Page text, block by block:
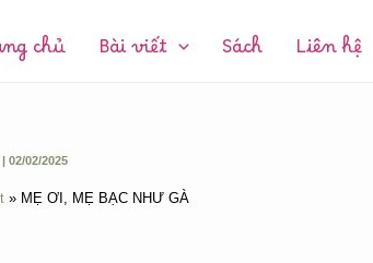
chủ Bài viết Sách Liên hệ
| 02/02/2025
MẸ ƠI, MẸ BẠC NHƯ GÀ